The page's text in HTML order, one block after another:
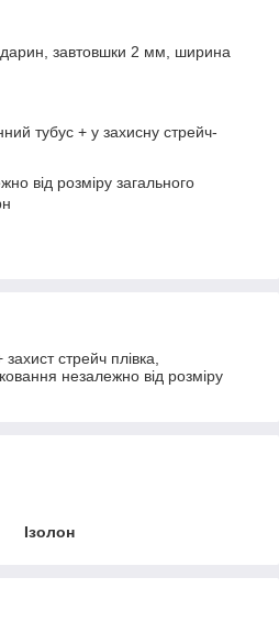
завтовшки 2 мм, ширина
тубус + у захисну стрейч-
від розміру загального
стрейч плівка,
незалежно від розміру
Ізолон